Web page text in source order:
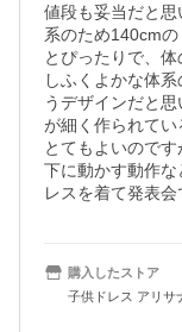
値段も妥当だと
系のため140cm
とぴったりで、
しふくよかな体
うデザインだと
が細く作られて
とてもよいので
下に動かす動作
レスを着て発表会
購入したストア
子供ドレス アリサ